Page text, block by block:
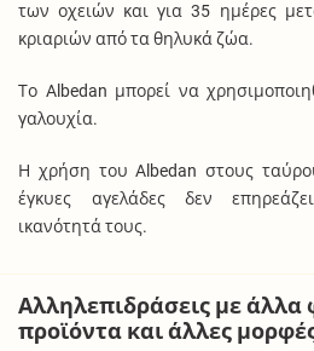
των οχειών και για 35 ημέρες
κριαριών από τα θηλυκά ζώα.
Το Albedan μπορεί να
γαλουχία.
Η χρήση του Albedan στους
έγκυες αγελάδες δεν
ικανότητά τους.
Αλληλεπιδράσεις με άλλα
προϊόντα και άλλες